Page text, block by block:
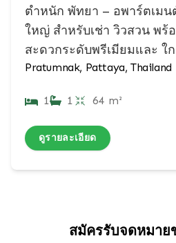
ตำหนัก พัทยา – อพาร์ตเม
ใหญ่ สำหรับเช่า วิวสวน พร้
สะดวกระดับพรีเมียมและ ใ
Pratumnak, Pattaya, Thailand
1 1 64 m²
ดูรายละเอียด
สมัครรับจดหมาย